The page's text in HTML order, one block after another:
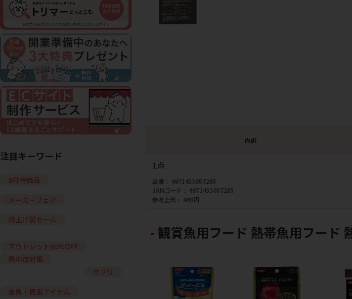
内訳
1点
品番
4971453057285
JANコード
4971453057285
参考上代
490円
観賞魚用フード 熱帯魚用フード
注目キーワード
8月特価品
メーカーフェア
値上げ前セール
アウトレット60%OFF
熱中症対策
サプリ
金魚・昆虫アイテム